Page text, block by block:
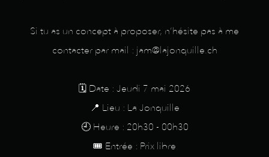
Si tu as un concept à proposer, n’hésite pas à me
contacter par mail : jam@lajonquille.ch
🗓️ Date : Jeudi 7 mai 2026
📍 Lieu : La Jonquille
🕘 Heure : 20h30 - 00h30
🎟️ Entrée : Prix libre